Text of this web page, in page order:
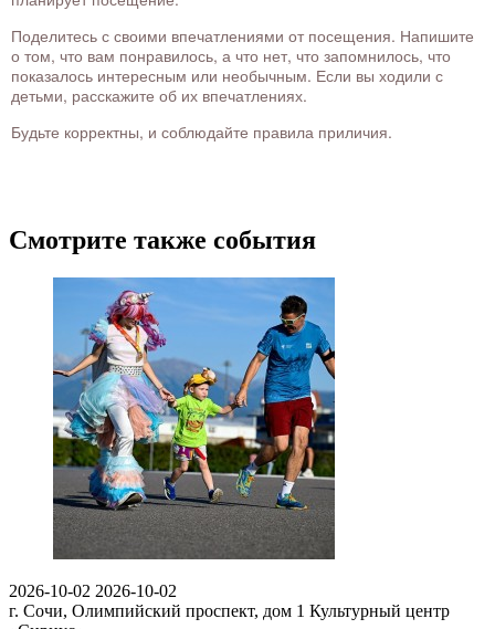
Поделитесь с своими впечатлениями от посещения. Напишите
о том, что вам понравилось, а что нет, что запомнилось, что
показалось интересным или необычным. Если вы ходили с
детьми, расскажите об их впечатлениях.
Будьте корректны, и соблюдайте правила приличия.
Смотрите также события
2026-10-02 2026-10-02
г. Сочи, Олимпийский проспект, дом 1 Культурный центр